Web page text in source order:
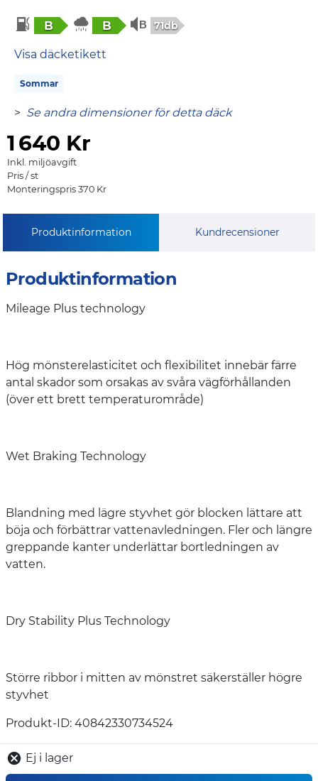
B B 71db
Visa däcketikett
Sommar
> Se andra dimensioner för detta däck
1640 Kr
Inkl. miljöavgift
Pris / st
Monteringspris 370 Kr
Produktinformation Kundrecensioner
Produktinformation
Mileage Plus technology
Hög mönsterelasticitet och flexibilitet innebär färre
antal skador som orsakas av svåra vägförhållanden
(över ett brett temperaturområde)
Wet Braking Technology
Blandning med lägre styvhet gör blocken lättare att
böja och förbättrar vattenavledningen. Fler och längre
greppande kanter underlättar bortledningen av
vatten.
Dry Stability Plus Technology
Större ribbor i mitten av mönstret säkerställer högre
styvhet
Produkt-ID: 40842330734524
Ej i lager